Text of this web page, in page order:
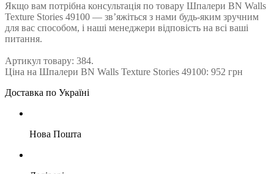
Якщо вам потрібна консультація по товару Шпалери BN Walls
Texture Stories 49100 — зв’яжіться з нами будь-яким зручним
для вас способом, і наші менеджери відповість на всі ваші
питання.
Артикул товару: 384.
Ціна на Шпалери BN Walls Texture Stories 49100: 952 грн
Доставка по Україні
Нова Пошта